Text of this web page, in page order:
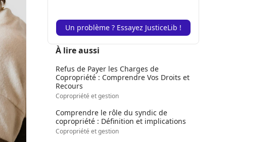
Un problème ? Essayez JusticeLib !
À lire aussi
Refus de Payer les Charges de
Copropriété : Comprendre Vos Droits et
Recours
Copropriété et gestion
Comprendre le rôle du syndic de
copropriété : Définition et implications
Copropriété et gestion